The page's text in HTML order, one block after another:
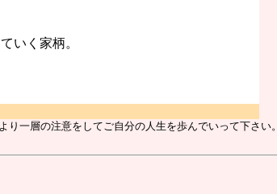
いく家柄。
一層の注意をしてご自分の人生を歩んでいって下さい。